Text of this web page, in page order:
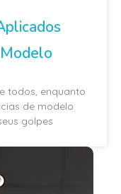
todos, enquanto
de modelo
golpes